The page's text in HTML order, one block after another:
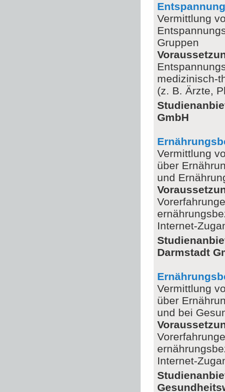
Vermittlung
Gruppen
medizinisch-
(z. B. Ärzte,
GmbH
Vermittlung
über
und
Internet-
Darmstadt
Vermittlung
über
und bei
Internet-